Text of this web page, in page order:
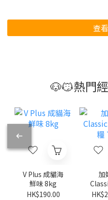
查
🐶😼熱門
V Plus 成貓海
鮮味 8kg
HK$190.00
加
貓